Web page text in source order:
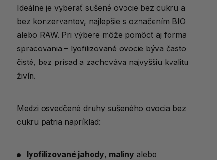
Ideálne je vyberať sušené ovocie bez cukru a
bez konzervantov, najlepšie s označením BIO
alebo RAW. Pri výbere môže pomôcť aj forma
spracovania – lyofilizované ovocie býva často
čisté, bez prísad a zachováva najvyššiu kvalitu
živín.
Medzi osvedčené druhy sušeného ovocia bez
cukru patria napríklad:
lyofilizované jahody, maliny alebo